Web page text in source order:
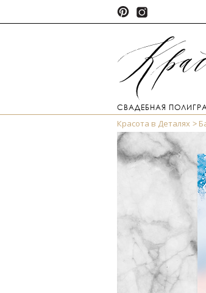
СВАДЕБНАЯ
Красота в Деталях